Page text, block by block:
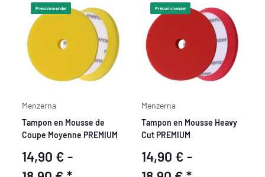
Précommander
Menzerna
Tampon en Mousse de
Coupe Moyenne PREMIUM
14,90 € -
Précommander
Menzerna
Tampon en Mousse Heavy
Cut PREMIUM
14,90 € -